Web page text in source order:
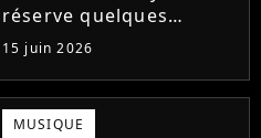
réserve quelques
surprises. Cette
gagnante totalement
oubliée de l'émission
est aujourd'hui plus
15 juin 2026
MUSIQUE